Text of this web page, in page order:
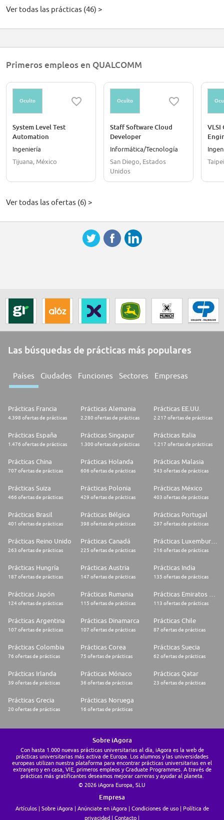
Ver todas las prácticas (46) >
Primeros empleos en QUALCOMM
Oculto
System Level Test
Automation
Development Engineer
Ingeniería
Tijuana, México
Oculto
Staff Software Cloud
Developer
Informática/Tecnología
San Diego, Estados
Unidos
VLSI
Ver todas las ofertas (6) >
Las búsquedas de prácticas más populares
Países Ciudades Funciones Sectores Empresas
Prácticas Francia
4.398 ofertas de prácticas
Prácticas Alemania
2.280 ofertas de prácticas
Prácticas EE.UU.
2.217 ofertas de prácticas
Prácticas España
1.476 ofertas de prácticas
Prácticas Singapur
1.300 ofertas de prácticas
Prácticas Italia
1.217 ofertas de prácticas
Prácticas China
707 ofertas de prácticas
Prácticas Holanda
606 ofertas de prácticas
Prácticas Malasia
543 ofertas de prácticas
Prácticas Suiza
466 ofertas de prácticas
Prácticas Polonia
429 ofertas de prácticas
Prácticas México
403 ofertas de prácticas
Prácticas Brasil
401 ofertas de prácticas
Prácticas Bélgica
398 ofertas de prácticas
Prácticas Portugal
297 ofertas de prácticas
Prácticas Reino Unido
263 ofertas de prácticas
Prácticas Canadá
225 ofertas de prácticas
Prácticas Luxemburgo
216 ofertas de prácticas
Prácticas Hungría
187 ofertas de prácticas
Prácticas Austria
147 ofertas de prácticas
Prácticas India
135 ofertas de prácticas
Prácticas Japón
124 ofertas de prácticas
Prácticas Rumania
115 ofertas de prácticas 113 ofertas de prácticas
Prácticas Argentina
107 ofertas de prácticas
Prácticas Dinamarca
107 ofertas de prácticas
Prácticas Chile
87 ofertas de prácticas
Prácticas Colombia
76 ofertas de prácticas
Prácticas Corea
75 ofertas de prácticas
Prácticas Suecia
62 ofertas de prácticas
Prácticas Irlanda
39 ofertas de prácticas
Prácticas Mónaco
36 ofertas de prácticas
Prácticas Qatar
23 ofertas de prácticas
Prácticas Grecia
20 ofertas de prácticas
Prácticas Noruega
16 ofertas de prácticas
Sobre iAgora
Con hasta 1.000 nuevas prácticas universitarias al día, iAgora es la web de
prácticas universitarias más activa de Europa. Los alumnos y las universidades
europeas utilizan nuestra plataforma para encontrar prácticas universitarias en el
extranjero y en casa, VIE, primeros empleos y Graduate Programmes. A través de
prácticas más gratificantes deseamos mejorar carreras y ayudar al planeta.
© 2026 iAgora Europa, SLU
Empresa
Artículos Sobre iAgora Anúnciate en iAgora Condiciones de uso
Política de
privacidad
Contacto